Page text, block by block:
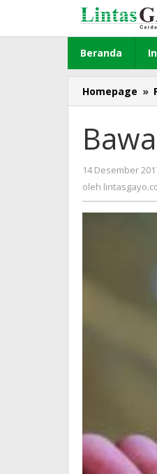
konten
Beranda
Homepage »
14 Desember
oleh